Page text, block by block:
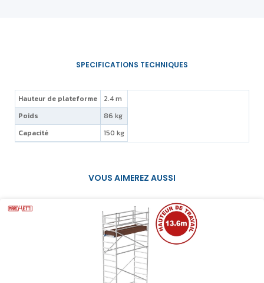
Hauteur de plateforme
2.4 m
Poids
86 kg
Capacité
150 kg
VOUS AIMEREZ AUSSI